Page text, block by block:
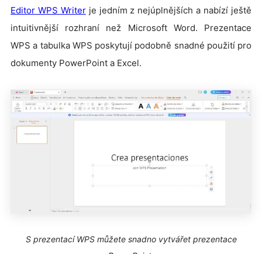
Editor WPS Writerje jedním z nejúplnějších a nabízí ještě
intuitivnější rozhraní než Microsoft Word. Prezentace
WPS a tabulka WPS poskytují podobně snadné použití pro
dokumenty PowerPoint a Excel.
S prezentací WPS můžete snadno vytvářet prezentace